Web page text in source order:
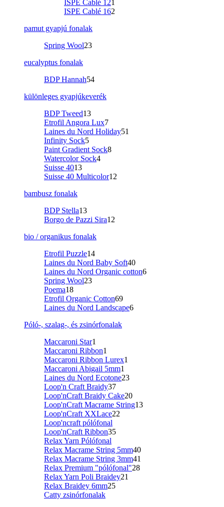
ISPE Cablé 121
ISPE Cablé 162
pamut gyapjú fonalak
Spring Wool23
eucalyptus fonalak
BDP Hannah54
különleges gyapjúkeverék
BDP Tweed13
Etrofil Angora Lux7
Laines du Nord Holiday51
Infinity Sock5
Paint Gradient Sock8
Watercolor Sock4
Suisse 4013
Suisse 40 Multicolor12
bambusz fonalak
BDP Stella13
Borgo de Pazzi Sira12
bio / organikus fonalak
Etrofil Puzzle14
Laines du Nord Baby Soft40
Laines du Nord Organic cotton6
Spring Wool23
Poema18
Etrofil Organic Cotton69
Laines du Nord Landscape6
Póló-, szalag-, és zsinórfonalak
Maccaroni Star1
Maccaroni Ribbon1
Maccaroni Ribbon Lurex1
Maccaroni Abigail 5mm1
Laines du Nord Ecotone23
Loop'n Craft Braidy37
Loop'nCraft Braidy Cake20
Loop'nCraft Macrame String13
Loop'nCraft XXLace22
Loop'ncraft pólófonal
Loop'nCraft Ribbon35
Relax Yarn Pólófonal
Relax Macrame String 5mm40
Relax Macrame String 3mm41
Relax Premium "pólófonal"28
Relax Yarn Poli Braidey21
Relax Braidey 6mm25
Catty zsinórfonalak